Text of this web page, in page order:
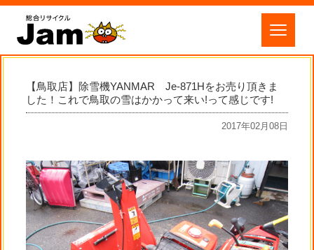
【鳥取店】除雪機YANMAR Je-871Hをお売り頂きま
した！これで鳥取の雪はかかって来い!って感じです!
2017年02月08日